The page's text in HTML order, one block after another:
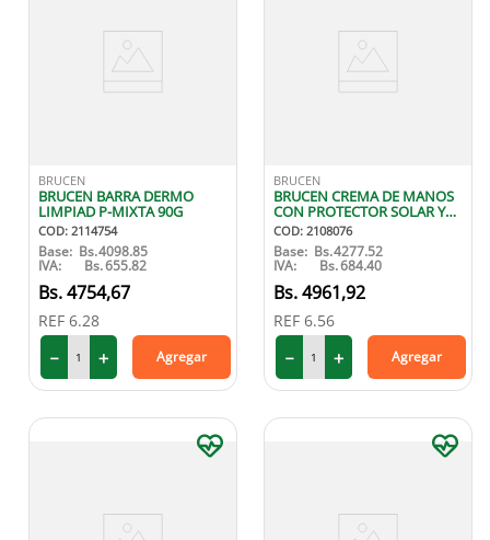
BRUCEN
BRUCEN BARRA DERMO
LIMPIAD P-MIXTA 90G
COD: 2114754
Base: Bs.4098.85
IVA: Bs.655.82
4754,67
REF 6.28
＋
－ Agregar
BRUCEN
BRUCEN CREMA DE MANOS
CON PROTECTOR SOLAR Y
VITAMINA E 50GR
COD: 2108076
Base: Bs.4277.52
IVA: Bs.684.40
4961,92
REF 6.56
＋
－ Agregar